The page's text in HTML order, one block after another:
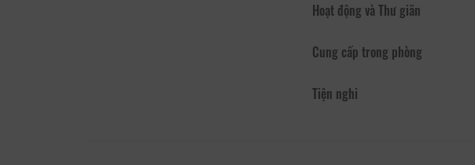
Hoạt động và Thư giãn
Cung cấp trong phòng
Tiện nghi